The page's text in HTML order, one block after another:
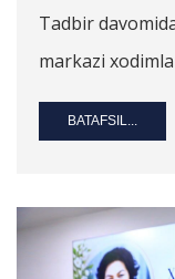
Tadbir
markazi
BATAFSIL...